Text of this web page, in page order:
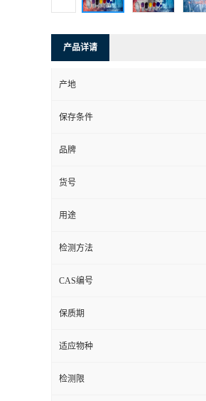
产品详请
产地
保存条件
品牌
货号
用途
检测方法
CAS编号
保质期
适应物种
检测限